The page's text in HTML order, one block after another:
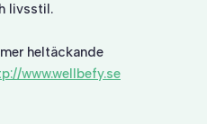
livsstil.
heltäckande
www.wellbefy.se